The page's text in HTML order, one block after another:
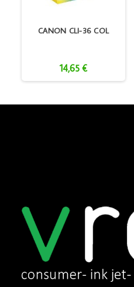
CANON CLI-36 COL
14,65 €